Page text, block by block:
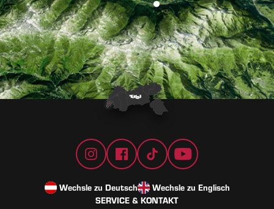
Wechsle zu Deutsch
Wechsle zu Englisch
SERVICE & KONTAKT